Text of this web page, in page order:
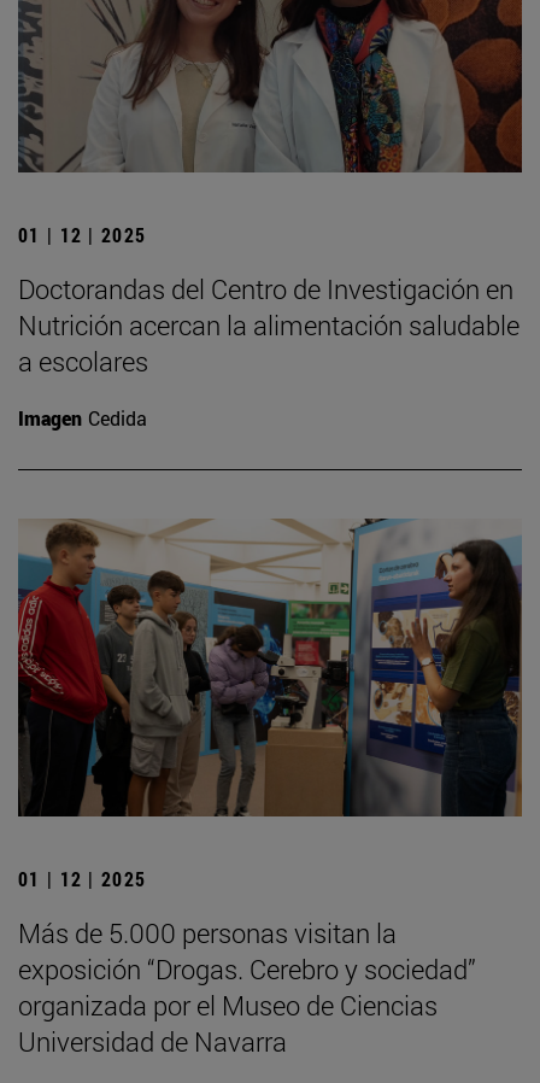
01 | 12 | 2025
Doctorandas del Centro de Investigación en
Nutrición acercan la alimentación saludable
a escolares
Imagen Cedida
01 | 12 | 2025
Más de 5.000 personas visitan la
exposición “Drogas. Cerebro y sociedad”
organizada por el Museo de Ciencias
Universidad de Navarra